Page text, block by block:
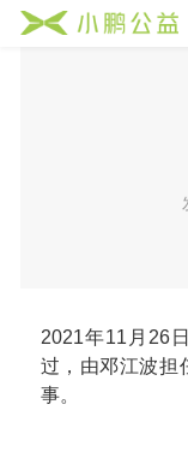
2021年11月26
过，由邓江波担
事。